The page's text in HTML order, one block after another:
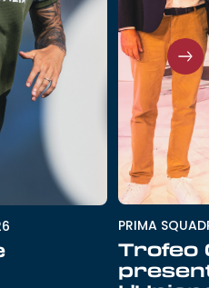
PRIMA
Trofeo